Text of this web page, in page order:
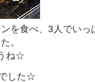
を食べ、3人でいっ
。
ね☆
した☆